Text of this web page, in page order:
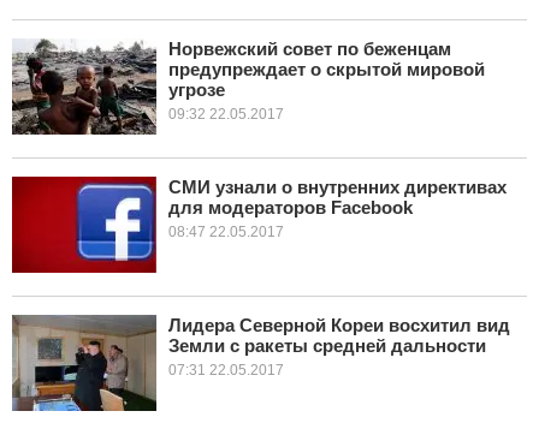
СПОРТ
ШОУ-БИЗНЕС
ЭГОИЗМ
Норвежский совет по беженцам
предупреждает о скрытой мировой
угрозе
09:32 22.05.2017
СМИ узнали о внутренних директивах
для модераторов Facebook
08:47 22.05.2017
Лидера Северной Кореи восхитил вид
Земли с ракеты средней дальности
07:31 22.05.2017